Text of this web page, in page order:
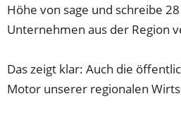
Höhe von sage und schreibe
Unternehmen aus der Region
Das zeigt klar: Auch die
Motor unserer regionalen